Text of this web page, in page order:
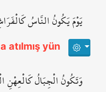
يَوْمَ يَكُونُ النَّاسُ
atılmış yün
وَتَكُونُ الْجِبَالُ